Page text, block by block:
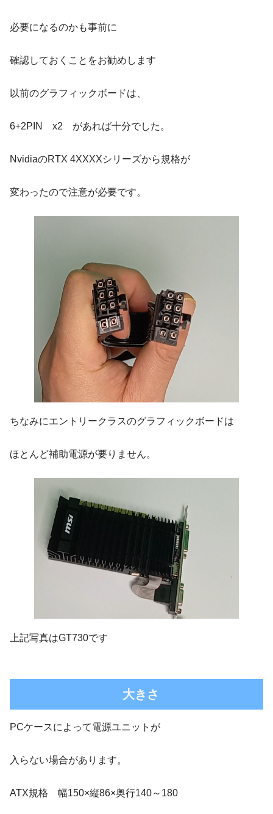
必要になるのかも事前に
確認しておくことをお勧めします
以前のグラフィックボードは、
6+2PIN x2 があれば十分でした。
NvidiaのRTX 4XXXXシリーズから規格が
変わったので注意が必要です。
ちなみにエントリークラスのグラフィックボードは
ほとんど補助電源が要りません。
上記写真はGT730です
大きさ
PCケースによって電源ユニットが
入らない場合があります。
ATX規格 幅150×縦86×奥行140～180